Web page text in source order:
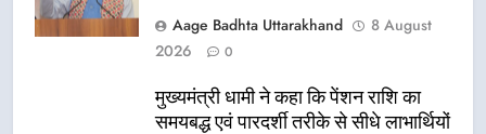
Aage Badhta Uttarakhand
8 August
2026
0
मुख्यमंत्री धामी ने कहा कि पेंशन राशि का
समयबद्ध एवं पारदर्शी तरीके से सीधे लाभार्थियों